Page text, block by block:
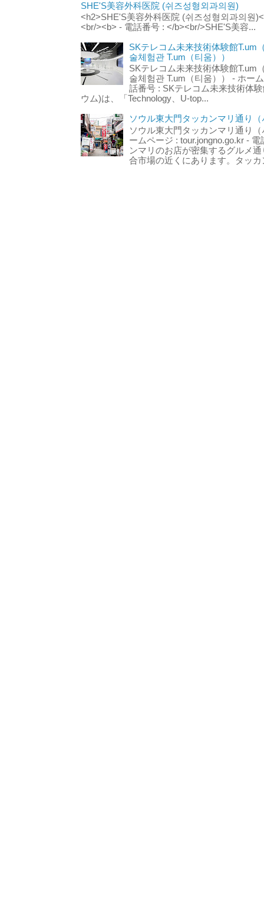
SHE'S美容外科医院 (쉬즈성형외과의원)
<h2>SHE'S美容外科医院 (쉬즈성형외과의원
<br/><b> - 電話番号 : </b><br/>SHE'S美容...
SKテレコム未来技術体験館T.um
술체험관 T.um（티움））
SKテレコム未来技術体験館T.um
술체험관 T.um（티움）） - ホー
話番号 : SKテレコム未来技術体
ウム)は、「Technology、U-top...
ソウル東大門タッカンマリ通り
ソウル東大門タッカンマリ通り
ームページ : tour.jongno.go.kr -
ンマリのお店が密集するグルメ
合市場の近くにあります。タッ